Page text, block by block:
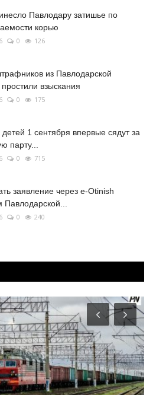
Павлодару затишье по
корью
0 126
из Павлодарской
взыскания
0 175
детей 1 сентября впервые сядут за
парту...
0 715
заявление через e-Otinish
Павлодарской...
0 240